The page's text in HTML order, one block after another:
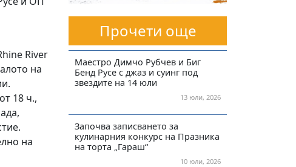
River
на
18 ч.,
на
Прочети още
Маестро Димчо Рубчев и Биг
Бенд Русе с джаз и суинг под
звездите на 14 юли
13 юли, 2026
Започва записването за
кулинарния конкурс на Празника
на торта „Гараш“
10 юли, 2026